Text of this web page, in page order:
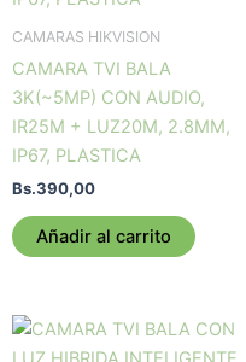
CAMARAS HIKVISION
CAMARA TVI BALA
3K(~5MP) CON AUDIO,
IR25M + LUZ20M, 2.8MM,
IP67, PLASTICA
Bs.390,00
Añadir al carrito